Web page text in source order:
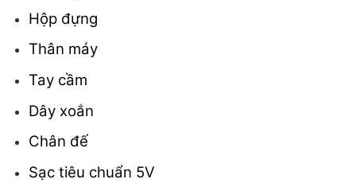
Hộp đựng
Thân máy
Tay cầm
Dây xoắn
Chân đế
Sạc tiêu chuẩn 5V